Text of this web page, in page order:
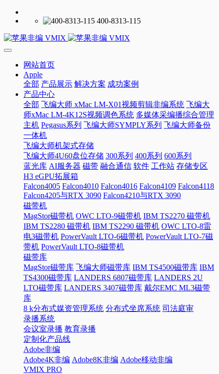
400-8313-115
网站首页
Apple
全部 产品展示 解决方案 成功案例
产品中心
全部 飞编大师 xMac LM-X01视频剪辑非编系统 飞编大
师xMac LM-4K12S视频调色系统 多媒体采编播综合管理
主机 Pegasus系列 飞编大师SYMPLY系列 飞编大师备份
一体机
飞编大师机架式存储
飞编大师4U60盘位存储 300系列 400系列 600系列
蓝光库 AI服务器 磁带 融合通信 软件 工作站 存储专区
H3 eGPU拓展箱
Falcon4005 Falcon4010 Falcon4016 Falcon4109 Falcon4118
Falcon4205与RTX 3090 Falcon4210与RTX 3090
磁带机
MagStor磁带机 OWC LTO-9磁带机 IBM TS2270 磁带机
IBM TS2280 磁带机 IBM TS2290 磁带机 OWC LTO-8雷
电3磁带机 PowerVault LTO-6磁带机 PowerVault LTO-7磁
带机 PowerVault LTO-8磁带机
磁带库
MagStor磁带库 飞编大师磁带库 IBM TS4500磁带库 IBM
TS4300磁带库 LANDERS 6807磁带库 LANDERS 2U
LTO磁带库 LANDERS 3407磁带库 戴尔EMC ML3磁带
库
8 k分布式媒资管理系统 分布式坐席系统 司法庭审
录播系统
会议室录播 教育录播
定制化产品线
Adobe非编
Adobe4K非编 Adobe8K非编 Adobe移动非编
VMIX PRO